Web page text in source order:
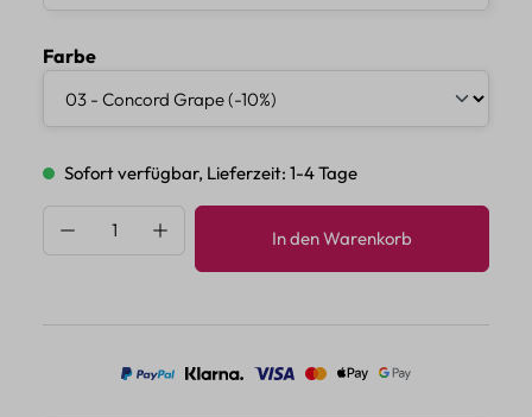
Farbeauswählen
Sofort verfügbar, Lieferzeit: 1-4 Tage
Produkt Anzahl: Gib den gewünschten
In den Warenkorb